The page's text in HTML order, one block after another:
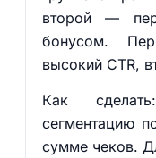
второй —
бонусом.
высокий CTR,
Как
сегментацию
сумме чеков.